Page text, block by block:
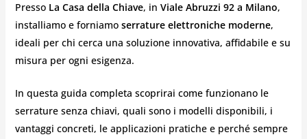
Presso La Casa della Chiave, in Viale Abruzzi 92 a Milano,
installiamo e forniamo serrature elettroniche moderne,
ideali per chi cerca una soluzione innovativa, affidabile e su
misura per ogni esigenza.
In questa guida completa scoprirai come funzionano le
serrature senza chiavi, quali sono i modelli disponibili, i
vantaggi concreti, le applicazioni pratiche e perché sempre